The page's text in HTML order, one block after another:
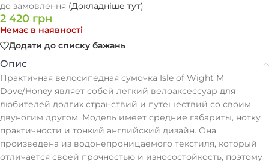
до замовлення (Докладніше тут)
2 420 грн
Немає в наявності
Додати до списку бажань
Опис
Практичная велосипедная сумочка Isle of Wight M
Dove/Honey являет собой легкий велоаксессуар для
любителей долгих странствий и путешествий со своим
двуногим другом. Модель имеет средние габариты, нотку
практичности и тонкий английский дизайн. Она
произведена из водонепроницаемого текстиля, который
отличается своей прочностью и износостойкость, поэтому